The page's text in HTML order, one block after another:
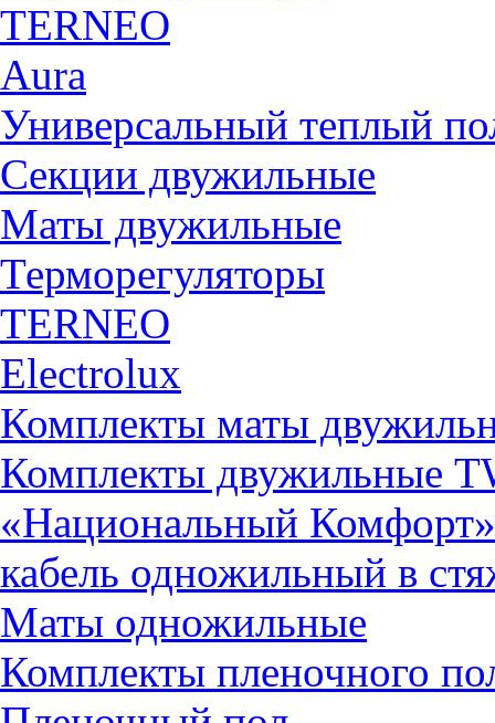
TERNEO
Aura
Универсальный теплый
Секции двужильные
Маты двужильные
Терморегуляторы
TERNEO
Electrolux
Комплекты маты
Комплекты двужильные
«Национальный Комфорт»
кабель одножильный в
Маты одножильные
Комплекты пленочного